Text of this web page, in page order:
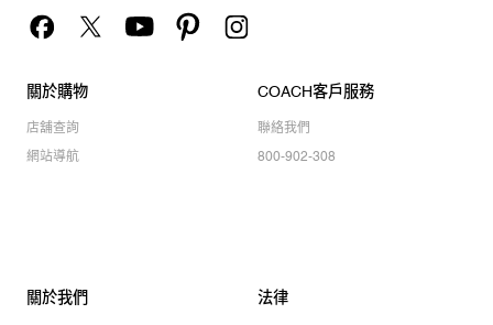
關於購物
店舖查詢
網站導航
COACH客戶服務
聯絡我們
800-902-308
關於我們 法律